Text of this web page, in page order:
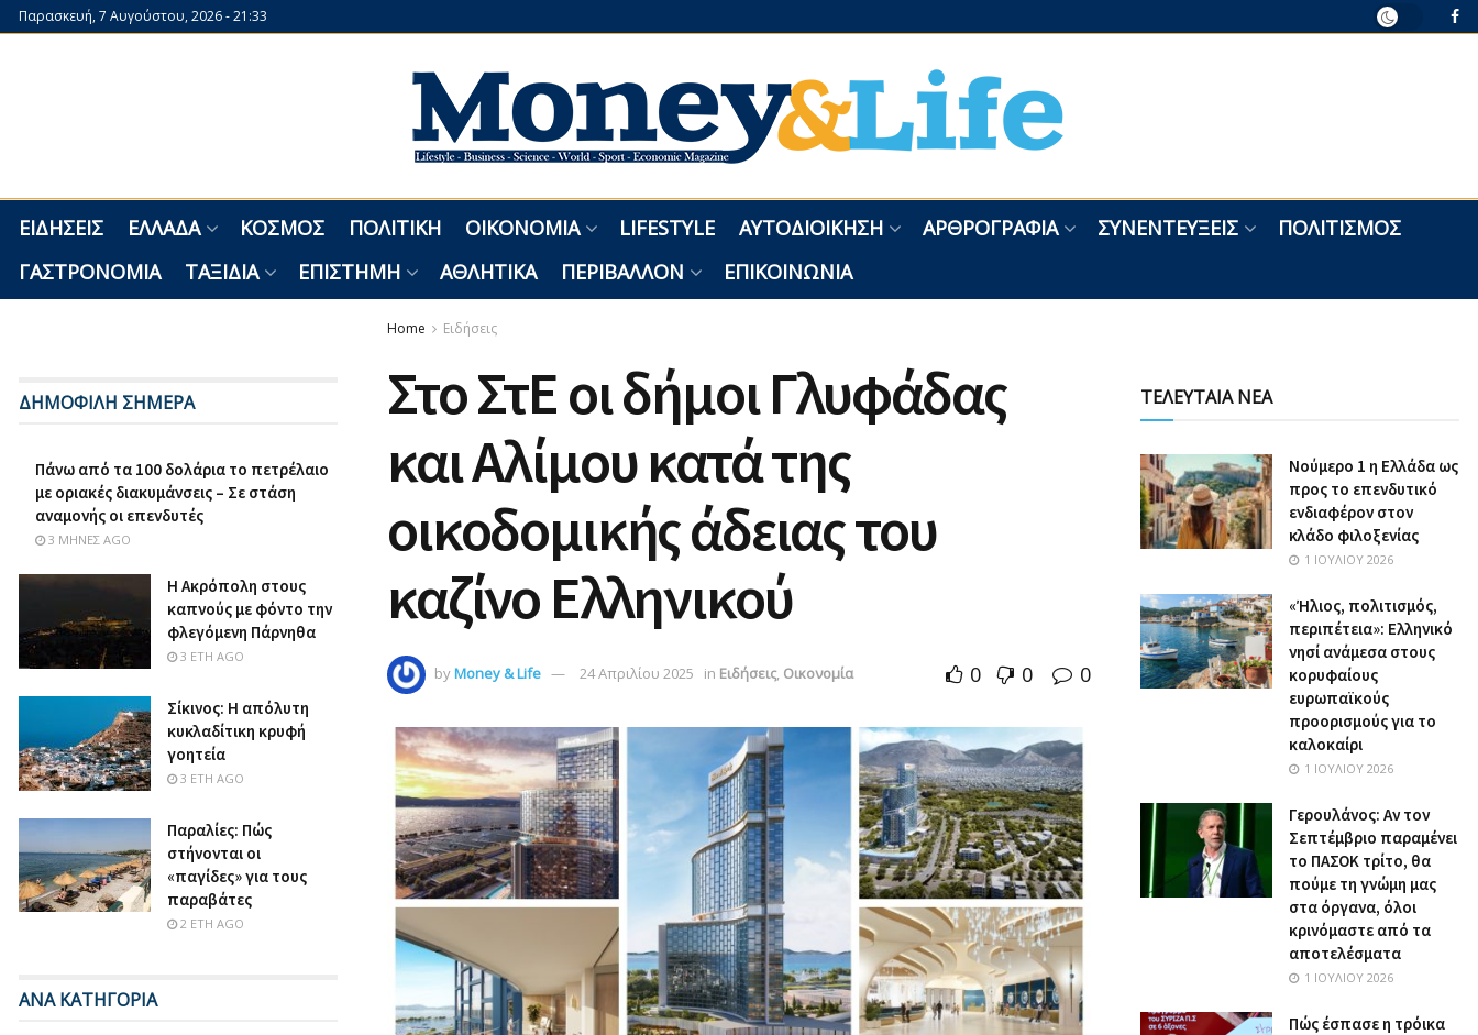
Παρασκευή, 7 Αυγούστου, 2026 - 21:33
ΕΙΔΉΣΕΙΣ ΕΛΛΆΔΑ ΚΌΣΜΟΣ ΠΟΛΙΤΙΚΉ ΟΙΚΟΝΟΜΊΑ LIFESTYLE ΑΥΤΟΔΙΟΊΚΗΣΗ ΑΡΘΡΟΓΡΑΦΊΑ ΣΥΝΕΝΤΕΎΞΕΙΣ
ΠΟΛΙΤΙΣΜΌΣ
ΓΑΣΤΡΟΝΟΜΊΑ
ΤΑΞΊΔΙΑ ΕΠΙΣΤΉΜΗ ΑΘΛΗΤΙΚΆ ΠΕΡΙΒΆΛΛΟΝ ΕΠΙΚΟΙΝΩΝΊΑ
Home Ειδήσεις
Στο ΣτΕ οι δήμοι Γλυφάδας
και Αλίμου κατά της
οικοδομικής άδειας του
καζίνο Ελληνικού
byMoney & Life 24 Απριλίου 2025 in Ειδήσεις, Οικονομία 0 0 0
ΔΗΜΟΦΙΛΗ ΣΗΜΕΡΑ
Πάνω από τα 100 δολάρια το πετρέλαιο
με οριακές διακυμάνσεις – Σε στάση
αναμονής οι επενδυτές
3 ΜΉΝΕΣ AGO
Η Ακρόπολη στους
καπνούς με φόντο την
φλεγόμενη Πάρνηθα
3 ΈΤΗ AGO
Σίκινος: Η απόλυτη
κυκλαδίτικη κρυφή
γοητεία
3 ΈΤΗ AGO
Παραλίες: Πώς
στήνονται οι
«παγίδες» για τους
παραβάτες
2 ΈΤΗ AGO
ΑΝΑ ΚΑΤΗΓΟΡΙΑ
ΤΕΛΕΥΤΑΙΑ ΝΕΑ
Nούμερο 1 η Ελλάδα ως
προς το επενδυτικό
ενδιαφέρον στον
κλάδο φιλοξενίας
1 ΙΟΥΛΊΟΥ 2026
«Ήλιος, πολιτισμός,
περιπέτεια»: Ελληνικό
νησί ανάμεσα στους
κορυφαίους
ευρωπαϊκούς
προορισμούς για το
καλοκαίρι
1 ΙΟΥΛΊΟΥ 2026
Γερουλάνος: Αν τον
Σεπτέμβριο παραμένει
το ΠΑΣΟΚ τρίτο, θα
πούμε τη γνώμη μας
στα όργανα, όλοι
κρινόμαστε από τα
αποτελέσματα
1 ΙΟΥΛΊΟΥ 2026
Πώς έσπασε η τρόικα